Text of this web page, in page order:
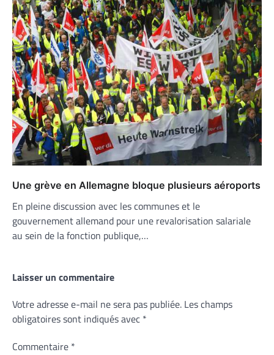
Une grève en Allemagne bloque plusieurs aéroports
En pleine discussion avec les communes et le
gouvernement allemand pour une revalorisation salariale
au sein de la fonction publique,…
Laisser un commentaire
Votre adresse e-mail ne sera pas publiée. Les champs
obligatoires sont indiqués avec *
Commentaire *